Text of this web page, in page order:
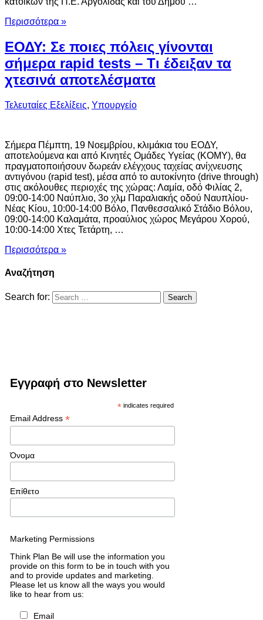
Περισσότερα »
ΕΟΔΥ: Σε ποιες πόλεις γίνονται
σήμερα rapid tests – Τι έδειξαν τα
χτεσινά αποτελέσματα
Τελευταίες Εξελίξεις, Υπουργείο
Σήμερα Πέμπτη, 19 Νοεμβρίου, κλιμάκια του ΕΟΔΥ,
αποτελούμενα και από Κινητές Ομάδες Υγείας (ΚΟΜΥ), θα
πραγματοποιήσουν δωρεάν ελέγχους ταχείας ανίχνευσης
αντιγόνου (rapid test), μέσα από το αυτοκίνητο (drive through)
στις ακόλουθες περιοχές της χώρας: Λαμία, οδό Φιλίας 2,
09:00-14:00 Ναύπλιο, 3ο χλμ Παραλιακής οδού Ναυπλίου-
Νέας Κίου, 10:00-14:00 Βόλο, Πανθεσσαλικό Στάδιο Βόλου,
09:00-14:00 Καλαμάτα, προαύλιος χώρος Μεγάρου Χορού,
10:00-14:00 Χτες Τετάρτη, …
Περισσότερα »
Αναζήτηση
Search for:
Εγγραφή στο Newsletter
* indicates required
Email Address *
Όνομα
Επίθετο
Marketing Permissions
Think Plan Be will use the information you
provide on this form to be in touch with you
and to provide updates and marketing.
Please let us know all the ways you would
like to hear from us:
Email